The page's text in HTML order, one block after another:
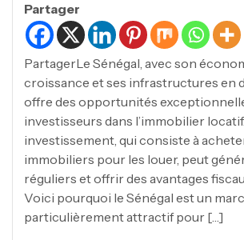
Partager
PartagerLe Sénégal, avec son
croissance et ses infrastructures en
offre des opportunités
investisseurs dans l’immobilier
investissement, qui consiste à
immobiliers pour les louer, peut
réguliers et offrir des avantages
Voici pourquoi le Sénégal est un
particulièrement attractif pour […]